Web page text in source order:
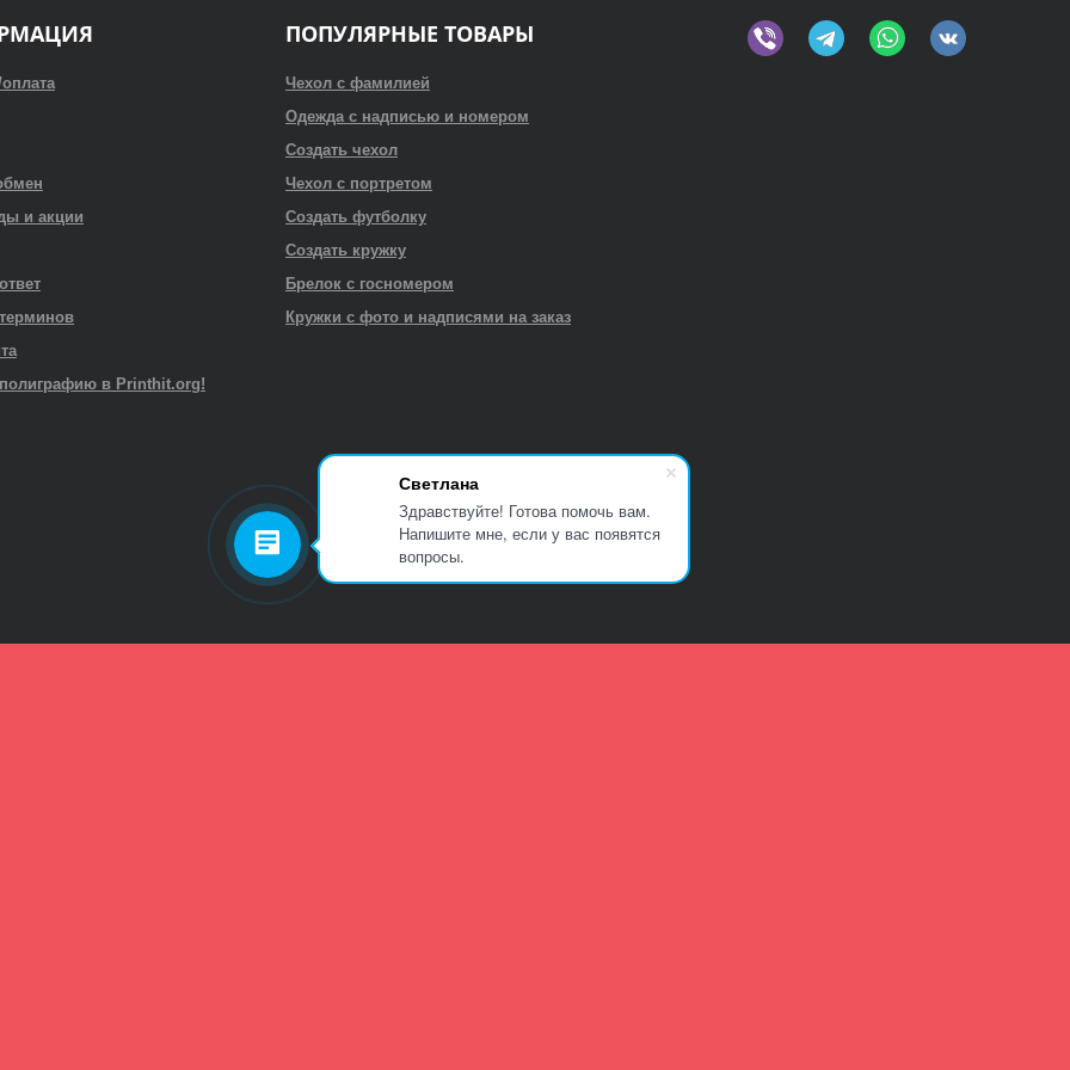
Светлана
Здравствуйте! Готова помочь вам.
Напишите мне, если у вас появятся
вопросы.
и акции
полиграфию в Printhit.org!
ПОПУЛЯРНЫЕ ТОВАРЫ
Чехол с фамилией
Одежда с надписью и номером
Создать чехол
Чехол с портретом
Создать футболку
Создать кружку
Брелок с госномером
Кружки с фото и надписями на заказ